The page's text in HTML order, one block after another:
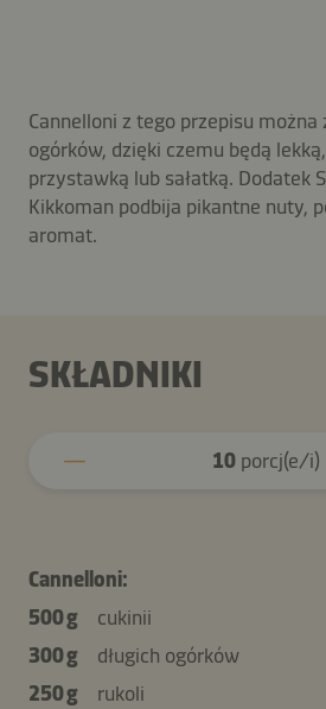
Cannelloni z tego przepisu
ogórków, dzięki czemu będą
przystawką lub sałatką. Dodatek
Kikkoman podbija pikantne nuty,
aromat.
SKŁADNIKI
10porcj(e/i)
Cannelloni:
500 g
cukinii
300 g
długich ogórków
250 g
rukoli